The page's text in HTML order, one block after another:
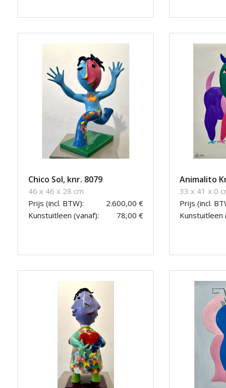
Chico Sol, knr. 8079
46 x 46 x 28 cm
Prijs (incl. BTW):
2.600,00 €
Kunstuitleen (vanaf):
78,00 €
Animalito
33 x 41 x 0
Prijs (incl.
Kunstuitleen